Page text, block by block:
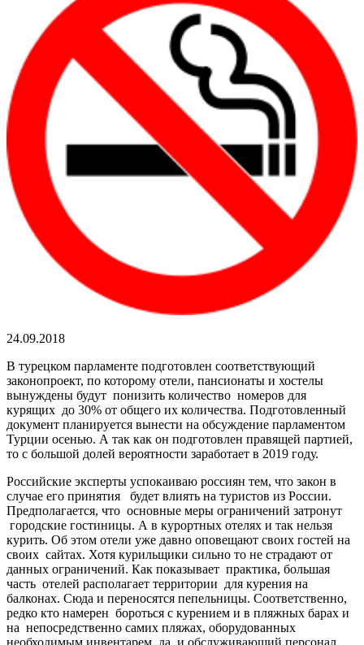
24.09.2018
В турецком парламенте подготовлен соответствующий
законопроект, по которому отели, пансионаты и хостелы
вынуждены будут понизить количество номеров для
курящих до 30% от общего их количества. Подготовленный
документ планируется вынести на обсуждение парламентом
Турции осенью. А так как он подготовлен правящей партией,
то с большой долей вероятности заработает в 2019 году.
Российские эксперты успокаиваю россиян тем, что закон в
случае его принятия будет влиять на туристов из России.
Предполагается, что основные меры ограничений затронут
городские гостиницы. А в курортных отелях и так нельзя
курить. Об этом отели уже давно оповещают своих гостей на
своих сайтах. Хотя курильщики сильно то не страдают от
данных ограничений. Как показывает практика, большая
часть отелей располагает территории для курения на
балконах. Сюда и переносятся пепельницы. Соответственно,
редко кто намерен бороться с курением и в пляжных барах и
на непосредственно самих пляжах, оборудованных
необходимым инвентарем, да и обслуживающий персонал